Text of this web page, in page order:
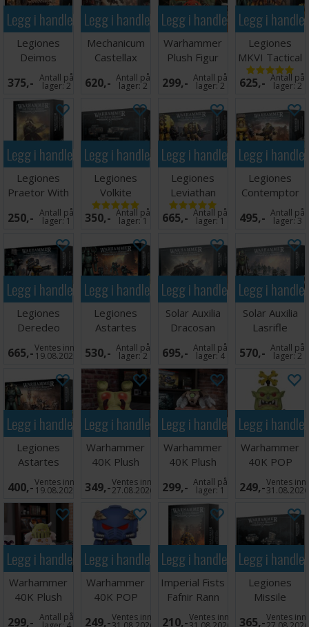
Legg i handlekurven
Legiones
Deimos
Pattern Rhino
375,- Antall på
lager:2
Legg i handlekurven
Mechanicum
Castellax
Battle-
automata Ma
620,- Antall på
lager:2
Legg i handlekurven
Warhammer
Plush Figur
Gnasha-Squig
299,- Antall på
lager:2
Legg i
Legiones
MKVI Tactical
Squad
625,- Antall på
lager:2
Legg i handlekurven
Legiones
Praetor With
Power Axe
250,- Antall på
lager:1
Legg i handlekurven
Legiones
Volkite
Culverins &
Lascannons
350,- Antall på
lager:1
Legg i handlekurven
Legiones
Leviathan
Dreadnought
+ Ranged
665,- Antall på
lager:1
Legg i
Legiones
Contemptor
Dreadnought
495,- Antall på
lager:3
Legg i handlekurven
Legiones
Deredeo
Dreadnought
Anvilus
665,-Ventes inn
19.08.2026
Legg i handlekurven
Legiones
Astartes
MKVI Assault
Squad
530,- Antall på
lager:2
Legg i handlekurven
Solar Auxilia
Dracosan
Armoured
Transpo
695,- Antall på
lager:4
Legg i
Solar Auxilia
Lasrifle
Section
570,- Antall på
lager:2
Legg i handlekurven
Legiones
Astartes
MKVI
Command
Squad
400,-Ventes inn
19.08.2026
Legg i handlekurven
Warhammer
40K Plush
Cheeky
Nurgling
349,-Ventes inn
27.08.2026
Legg i handlekurven
Warhammer
40K Plush
Figur Necron
Scarab
299,- Antall på
lager:1
Legg i
Warhammer
40K POP
Figur Ork Nob
249,-Ventes inn
31.08.2026
Legg i handlekurven
Warhammer
40K Plush
Figur Sassy
299,- Antall på
Legg i handlekurven
Warhammer
40K POP
Figur
249,-Ventes inn
Legg i handlekurven
Imperial Fists
Fafnir Rann
210,-Ventes inn
Legg i
Legiones
Missile
Launchers/
365,-Ventes inn